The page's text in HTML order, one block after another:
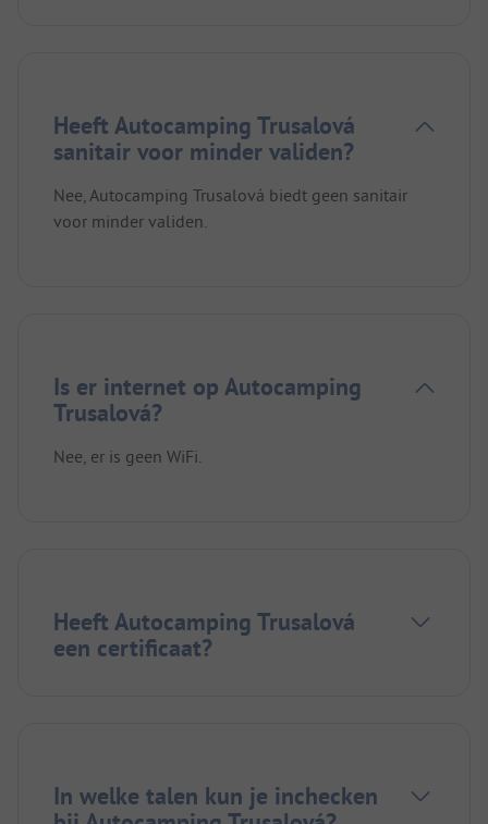
Heeft Autocamping Trusalová
sanitair voor minder validen?
Nee, Autocamping Trusalová biedt geen sanitair
voor minder validen.
Is er internet op Autocamping
Trusalová?
Nee, er is geen WiFi.
Heeft Autocamping Trusalová
een certificaat?
In welke talen kun je inchecken